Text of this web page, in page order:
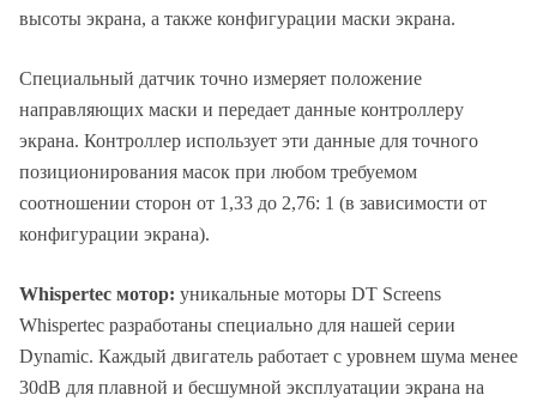
высоты экрана, а также конфигурации маски экрана.
Специальный датчик точно измеряет положение
направляющих маски и передает данные контроллеру
экрана. Контроллер использует эти данные для точного
позиционирования масок при любом требуемом
соотношении сторон от 1,33 до 2,76: 1 (в зависимости от
конфигурации экрана).
Whispertec мотор: уникальные моторы DT Screens
Whispertec разработаны специально для нашей серии
Dynamic. Каждый двигатель работает с уровнем шума менее
30dB для плавной и бесшумной эксплуатации экрана на